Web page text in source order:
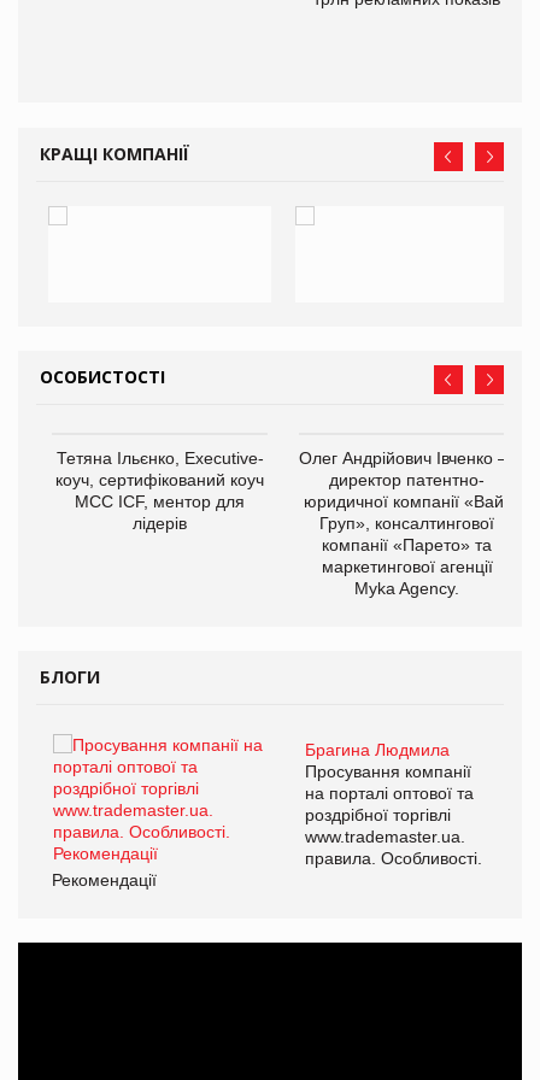
КРАЩІ КОМПАНІЇ
ОСОБИСТОСТІ
Тетяна Ільєнко, Executive-
коуч, сертифікований коуч
МСС ICF, ментор для
лідерів
Олег Андрійович Івченко —
директор патентно-
юридичної компанії «Вайз
Груп», консалтингової
компанії «Парето» та
маркетингової агенції
Myka Agency.
БЛОГИ
Брагина Людмила
Просування компанії
на порталі оптової та
роздрібної торгівлі
www.trademaster.ua.
правила. Особливості.
Рекомендації